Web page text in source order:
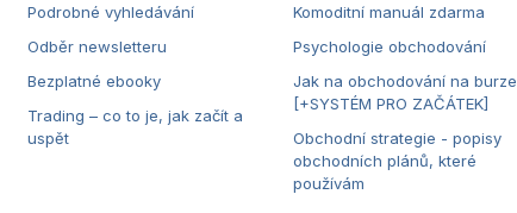
Podrobné vyhledávání
Odběr newsletteru
Bezplatné ebooky
Trading – co to je, jak začít a
uspět
Komoditní manuál zdarma
Psychologie obchodování
Jak na obchodování na burze
[+SYSTÉM PRO ZAČÁTEK]
Obchodní strategie - popisy
obchodních plánů, které
používám